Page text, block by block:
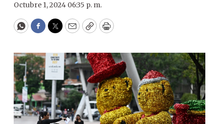
Octubre 1, 2024 06:35 p. m.
WhatsApp
Facebook
Twitter
EmailCopyPrint